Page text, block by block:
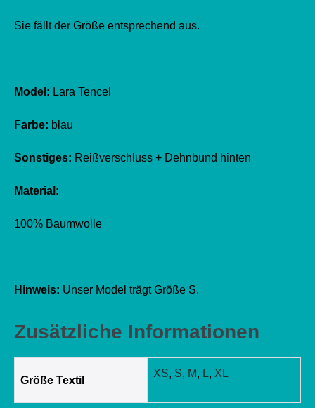
Sie fällt der Größe entsprechend aus.
Model: Lara Tencel
Farbe: blau
Sonstiges: Reißverschluss + Dehnbund hinten
Material:
100% Baumwolle
Hinweis: Unser Model trägt Größe S.
Zusätzliche Informationen
Größe Textil
XS, S, M, L, XL